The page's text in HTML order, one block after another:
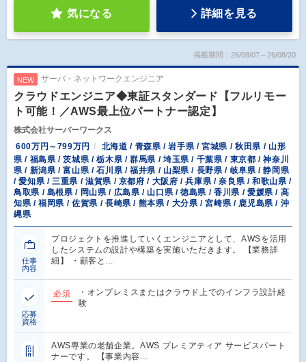
気になる 詳細を見る
掲載期間：26/08/07～26/08/20
NEW サーバ・ネットワークエンジニア
クラウドエンジニア◆東証スタンダード【フルリモー
ト可能！／AWS最上位パートナー認定】
株式会社サーバーワークス
600万円～799万円
北海道 / 青森県 / 岩手県 / 宮城県 / 秋田県 / 山形
県 / 福島県 / 茨城県 / 栃木県 / 群馬県 / 埼玉県 / 千葉県 / 東京都 / 神奈川
県 / 新潟県 / 富山県 / 石川県 / 福井県 / 山梨県 / 長野県 / 岐阜県 / 静岡県
/ 愛知県 / 三重県 / 滋賀県 / 京都府 / 大阪府 / 兵庫県 / 奈良県 / 和歌山県 /
鳥取県 / 島根県 / 岡山県 / 広島県 / 山口県 / 徳島県 / 香川県 / 愛媛県 / 高
知県 / 福岡県 / 佐賀県 / 長崎県 / 熊本県 / 大分県 / 宮崎県 / 鹿児島県 / 沖
縄県
仕事
内容
プロジェクトを推進していくエンジニアとして、AWSを活用
したシステムの設計や構築を実施いただきます。 【業務詳
細】 ・顧客と…
応募
資格
必須
・オンプレミスまたはクラウド上でのインフラ設計経
験
AWS専業の老舗企業。AWS プレミアティア サービスパート
ナーです。 【事業内容…